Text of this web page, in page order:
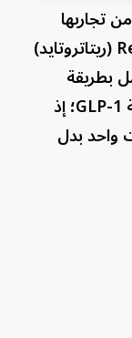
تجاربها
السريرية على دواء يسمى Retatrutide (ريتاتروتايد)
بطريقة
مختلفة عن أدوية الجيل الأول من عائلة GLP-1؛ إذ
واحد بدل